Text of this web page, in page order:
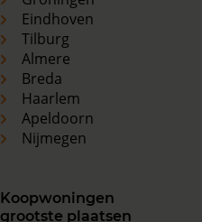
Eindhoven
Tilburg
Almere
Breda
Haarlem
Apeldoorn
Nijmegen
Koopwoningen
grootste plaatsen